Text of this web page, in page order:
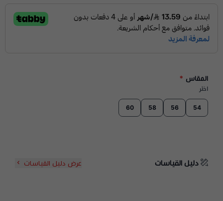
المقاس *
اختر
54
56
58
60
دليل القياسات عرض دليل القياسات